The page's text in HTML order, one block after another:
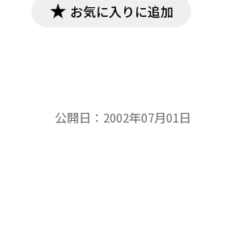
お気に入りに追加
公開日： 2002年07月01日